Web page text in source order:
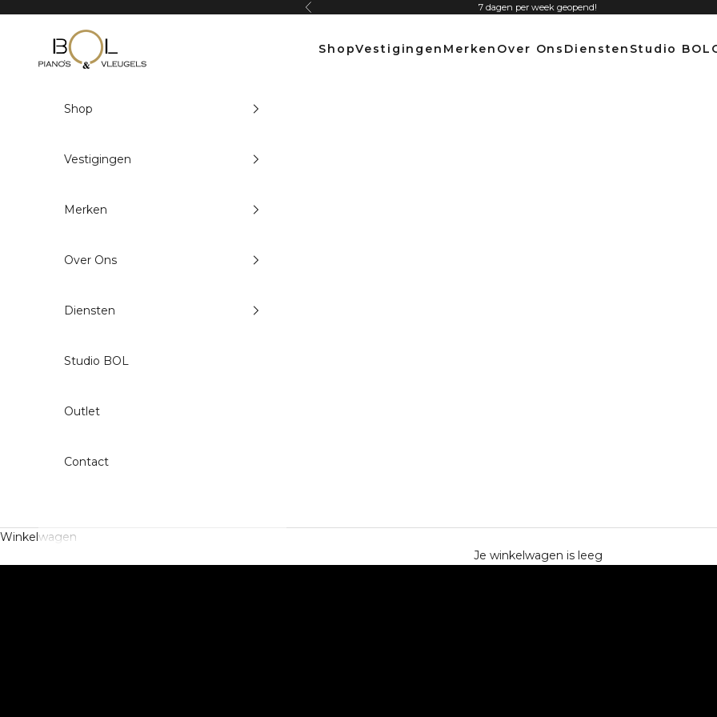
Vorige 7 dagen per week geopend!
Bol Pianos ShopVestigingen Merken Over Ons Diensten Studio BOL
Shop
Vestigingen
Merken
Over Ons
Diensten
Studio BOL
Outlet
Contact
Winkelwagen
Je winkelwagen is leeg